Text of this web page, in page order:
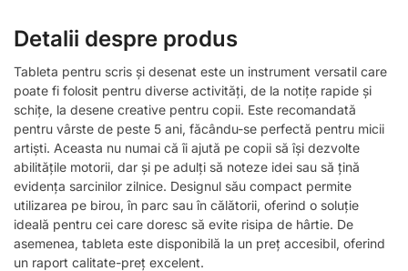
Detalii despre produs
Tableta pentru scris și desenat este un instrument versatil care
poate fi folosit pentru diverse activități, de la notițe rapide și
schițe, la desene creative pentru copii. Este recomandată
pentru vârste de peste 5 ani, făcându-se perfectă pentru micii
artiști. Aceasta nu numai că îi ajută pe copii să își dezvolte
abilitățile motorii, dar și pe adulți să noteze idei sau să țină
evidența sarcinilor zilnice. Designul său compact permite
utilizarea pe birou, în parc sau în călătorii, oferind o soluție
ideală pentru cei care doresc să evite risipa de hârtie. De
asemenea, tableta este disponibilă la un preț accesibil, oferind
un raport calitate-preț excelent.